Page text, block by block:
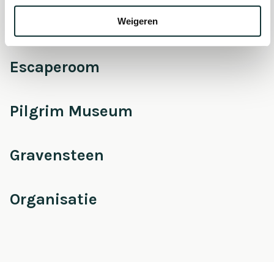
Weigeren
Escaperoom
Pilgrim Museum
Gravensteen
Organisatie